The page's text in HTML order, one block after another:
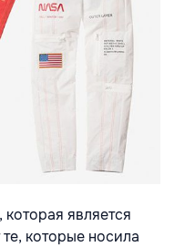
является
которые носила